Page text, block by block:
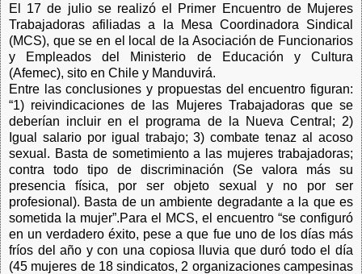
El 17 de julio se realizó el Primer Encuentro de Mujeres
Trabajadoras afiliadas a la Mesa Coordinadora Sindical
(MCS), que se en el local de la Asociación de Funcionarios
y Empleados del Ministerio de Educación y Cultura
(Afemec), sito en Chile y Manduvirá.
Entre las conclusiones y propuestas del encuentro figuran:
“1) reivindicaciones de las Mujeres Trabajadoras que se
deberían incluir en el programa de la Nueva Central; 2)
Igual salario por igual trabajo; 3) combate tenaz al acoso
sexual. Basta de sometimiento a las mujeres trabajadoras;
contra todo tipo de discriminación (Se valora más su
presencia física, por ser objeto sexual y no por ser
profesional). Basta de un ambiente degradante a la que es
sometida la mujer”.Para el MCS, el encuentro “se configuró
en un verdadero éxito, pese a que fue uno de los días más
fríos del año y con una copiosa lluvia que duró todo el día
(45 mujeres de 18 sindicatos, 2 organizaciones campesinas